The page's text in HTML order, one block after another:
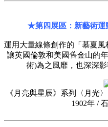
★第四展區：新藝術
運用大量線條創作的「慕夏風
讓英國倫敦和美國舊金山的
術)為之風靡，也深深
《月亮與星辰》系列〈月光
1902年 /